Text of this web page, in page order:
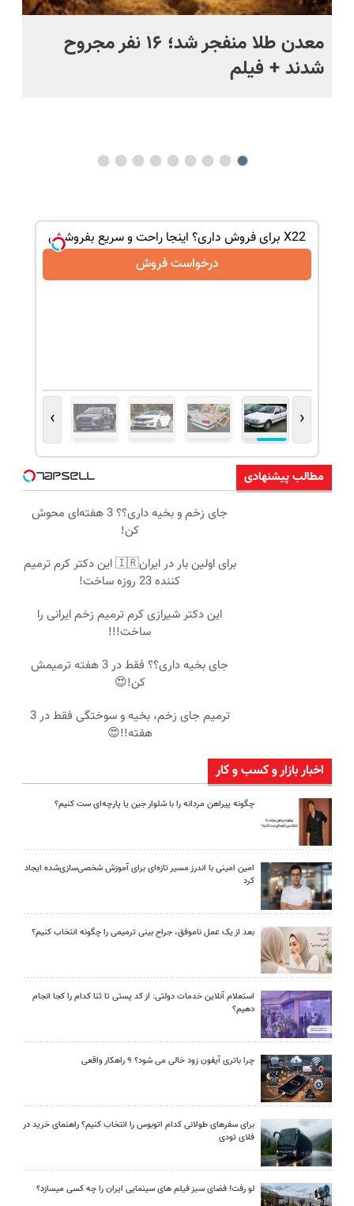
معدن طلا منفجر شد؛ ۱۶ نفر مجروح
شدند + فیلم
X22 برای فروش داری؟ اینجا راحت و سریع بفروشش
درخواست فروش
‹
›
مطالب پیشنهادی
جای زخم و بخیه داری؟؟ 3 هفته‌ای محوش
کن!
برای اولین بار در ایران🇮🇷 این دکتر کرم ترمیم
کننده 23 روزه ساخت!
این دکتر شیرازی کرم ترمیم زخم ایرانی را
ساخت!!!
جای بخیه داری؟؟ فقط در 3 هفته ترمیمش
کن!😍
ترمیم جای زخم، بخیه و سوختگی فقط در 3
هفته!!😍
اخبار بازار و کسب و کار
چگونه پیراهن مردانه را با شلوار جین یا پارچه‌ای ست کنیم؟
امین امینی با اندرز مسیر تازه‌ای برای آموزش شخصی‌سازی‌شده ایجاد
کرد
بعد از یک عمل ناموفق، جراح بینی ترمیمی را چگونه انتخاب کنیم؟
استعلام آنلاین خدمات دولتی: از کد پستی تا ثنا کدام را کجا انجام
دهیم؟
چرا باتری آیفون زود خالی می شود؟ ۹ راهکار واقعی
برای سفرهای طولانی کدام اتوبوس را انتخاب کنیم؟ راهنمای خرید در
فلای تودی
لو رفت! فضای سبز فیلم های سینمایی ایران را چه کسی میسازد؟